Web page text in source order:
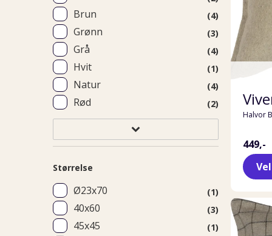
Brun (4)
Grønn (3)
Grå (4)
Hvit (1)
Natur (4)
Rød (2)
Størrelse
Ø23x70 (1)
40x60 (3)
45x45 (1)
Halvor
449,-